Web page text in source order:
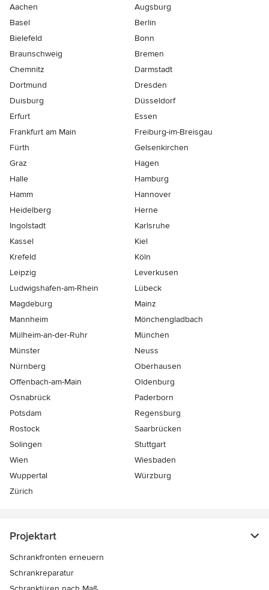
Aachen
Augsburg
Basel
Berlin
Bielefeld
Bonn
Braunschweig
Bremen
Chemnitz
Darmstadt
Dortmund
Dresden
Duisburg
Düsseldorf
Erfurt
Essen
Frankfurt am Main
Freiburg-im-Breisgau
Fürth
Gelsenkirchen
Graz
Hagen
Halle
Hamburg
Hamm
Hannover
Heidelberg
Herne
Ingolstadt
Karlsruhe
Kassel
Kiel
Krefeld
Köln
Leipzig
Leverkusen
Ludwigshafen-am-Rhein
Lübeck
Magdeburg
Mainz
Mannheim
Mönchen­gladbach
Mülheim-an-der-Ruhr
München
Münster
Neuss
Nürnberg
Oberhausen
Offenbach-am-Main
Oldenburg
Osnabrück
Paderborn
Potsdam
Regensburg
Rostock
Saarbrücken
Solingen
Stuttgart
Wien
Wiesbaden
Wuppertal
Würzburg
Zürich
Projektart
Schrankfronten erneuern
Schrankreparatur